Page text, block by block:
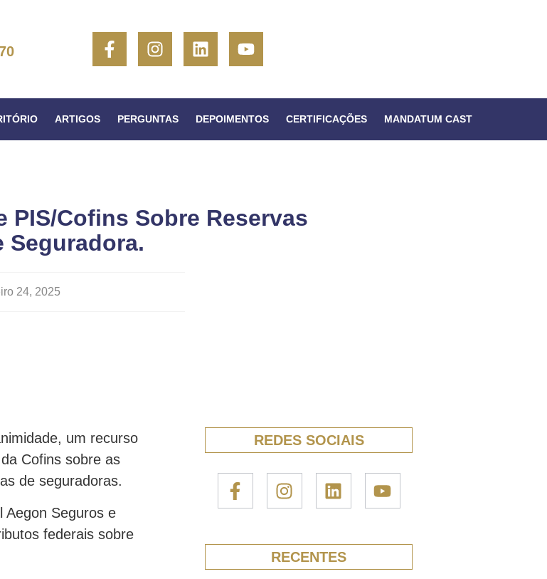
ARTIGOS PERGUNTAS DEPOIMENTOS CERTIFICAÇÕES MANDATUM CAST
PIS/Cofins Sobre Reservas
Seguradora.
24, 2025
um recurso
Cofins sobre as
de seguradoras.
Aegon Seguros e
federais sobre
REDES SOCIAIS
RECENTES